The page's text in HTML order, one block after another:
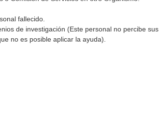
fallecido.
de investigación (Este personal no percibe sus
no es posible aplicar la ayuda).